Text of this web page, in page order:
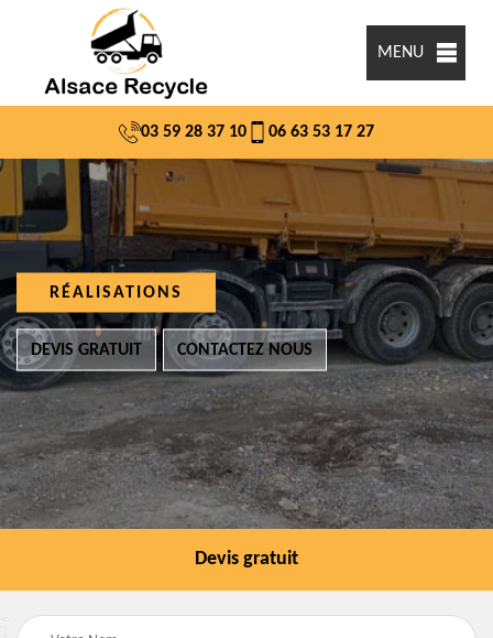
MENU
03 59 28 37 10 06 63 53 17 27
RÉALISATIONS
DEVIS GRATUIT CONTACTEZ NOUS
Devis gratuit